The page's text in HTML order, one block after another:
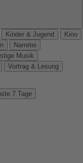
Kinder & Jugend
Kino
Narretei
Musik
Vortrag & Lesung
7 Tage